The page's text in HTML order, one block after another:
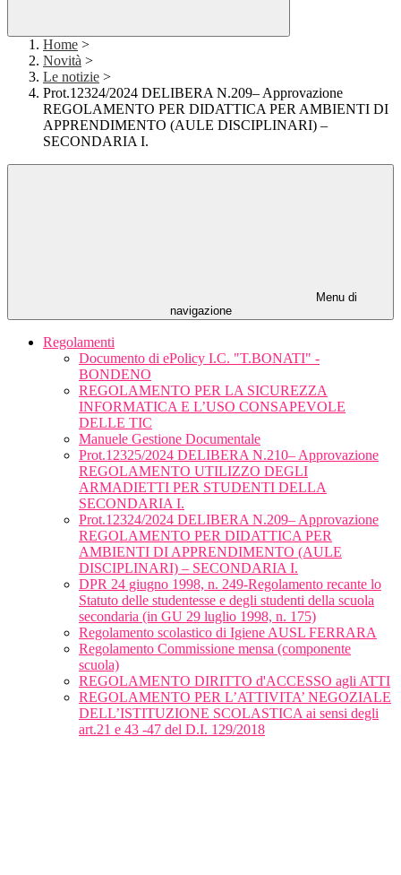
Home >
Novità >
Le notizie >
Prot.12324/2024 DELIBERA N.209– Approvazione
REGOLAMENTO PER DIDATTICA PER AMBIENTI DI
APPRENDIMENTO (AULE DISCIPLINARI) –
SECONDARIA I.
Menu di
navigazione
Regolamenti
Documento di ePolicy I.C. "T.BONATI" -
BONDENO
REGOLAMENTO PER LA SICUREZZA
INFORMATICA E L’USO CONSAPEVOLE
DELLE TIC
Manuele Gestione Documentale
Prot.12325/2024 DELIBERA N.210– Approvazione
REGOLAMENTO UTILIZZO DEGLI
ARMADIETTI PER STUDENTI DELLA
SECONDARIA I.
Prot.12324/2024 DELIBERA N.209– Approvazione
REGOLAMENTO PER DIDATTICA PER
AMBIENTI DI APPRENDIMENTO (AULE
DISCIPLINARI) – SECONDARIA I.
DPR 24 giugno 1998, n. 249-Regolamento recante lo
Statuto delle studentesse e degli studenti della scuola
secondaria (in GU 29 luglio 1998, n. 175)
Regolamento scolastico di Igiene AUSL FERRARA
Regolamento Commissione mensa (componente
scuola)
REGOLAMENTO DIRITTO d'ACCESSO agli ATTI
REGOLAMENTO PER L’ATTIVITA’ NEGOZIALE
DELL’ISTITUZIONE SCOLASTICA ai sensi degli
art.21 e 43 -47 del D.I. 129/2018